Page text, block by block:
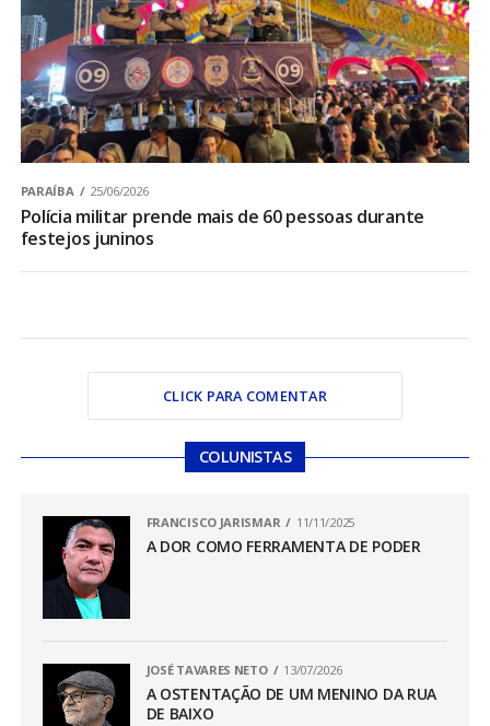
PARAÍBA 25/06/2026
Polícia militar prende mais de 60 pessoas durante
festejos juninos
CLICK PARA COMENTAR
COLUNISTAS
FRANCISCO JARISMAR 11/11/2025
A DOR COMO FERRAMENTA DE PODER
JOSÉ TAVARES NETO 13/07/2026
A OSTENTAÇÃO DE UM MENINO DA RUA
DE BAIXO